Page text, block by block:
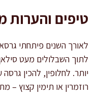
טיפים
לאורך השנים פיתחתי
לתוך השבלולים מעט
יותר. לחלופין, להכין
רוזמרין או תימין קצוץ